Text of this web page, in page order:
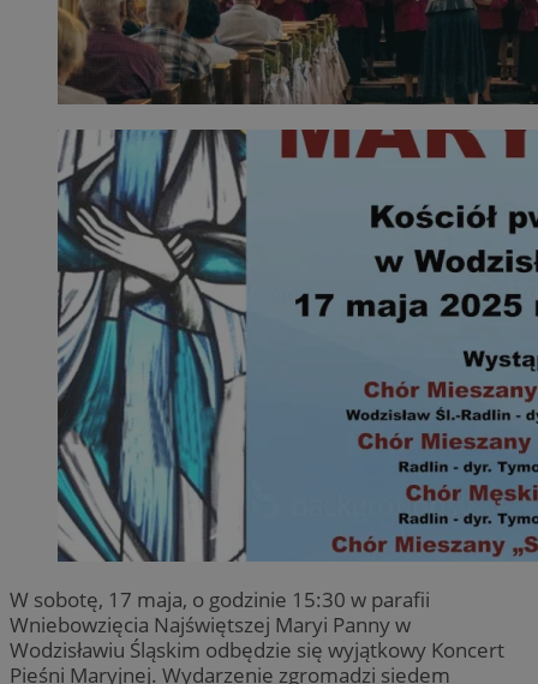
W sobotę, 17 maja, o godzinie 15:30 w parafii
Wniebowzięcia Najświętszej Maryi Panny w
Wodzisławiu Śląskim odbędzie się wyjątkowy Koncert
Pieśni Maryjnej. Wydarzenie zgromadzi siedem